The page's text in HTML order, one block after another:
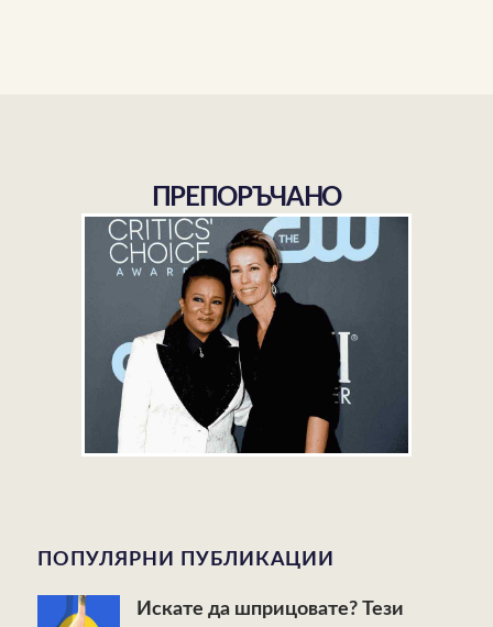
ПРЕПОРЪЧАНО
ПОПУЛЯРНИ ПУБЛИКАЦИИ
Искате да шприцовате? Тези